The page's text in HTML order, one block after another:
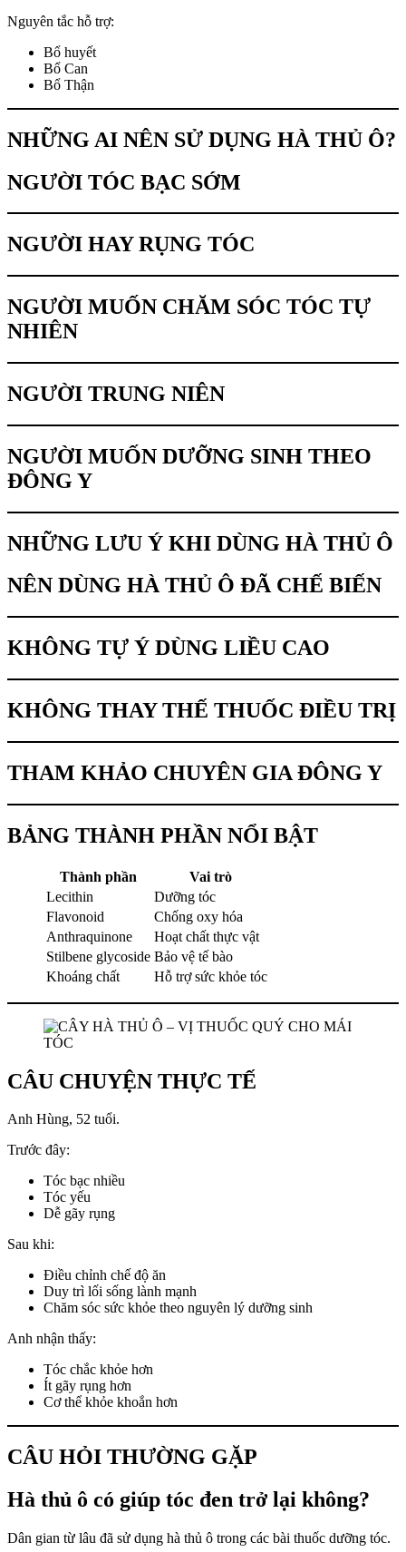
Nguyên tắc hỗ trợ:
Bổ huyết
Bổ Can
Bổ Thận
NHỮNG AI NÊN SỬ DỤNG HÀ THỦ Ô?
NGƯỜI TÓC BẠC SỚM
NGƯỜI HAY RỤNG TÓC
NGƯỜI MUỐN CHĂM SÓC TÓC TỰ
NHIÊN
NGƯỜI TRUNG NIÊN
NGƯỜI MUỐN DƯỠNG SINH THEO
ĐÔNG Y
NHỮNG LƯU Ý KHI DÙNG HÀ THỦ Ô
NÊN DÙNG HÀ THỦ Ô ĐÃ CHẾ BIẾN
KHÔNG TỰ Ý DÙNG LIỀU CAO
KHÔNG THAY THẾ THUỐC ĐIỀU TRỊ
THAM KHẢO CHUYÊN GIA ĐÔNG Y
BẢNG THÀNH PHẦN NỔI BẬT
Thành phần
Vai trò
Lecithin
Dưỡng tóc
Flavonoid
Chống oxy hóa
Anthraquinone
Hoạt chất thực vật
Stilbene glycoside Bảo vệ tế bào
Khoáng chất
Hỗ trợ sức khỏe tóc
CÂU CHUYỆN THỰC TẾ
Anh Hùng, 52 tuổi.
Trước đây:
Tóc bạc nhiều
Tóc yếu
Dễ gãy rụng
Sau khi:
Điều chỉnh chế độ ăn
Duy trì lối sống lành mạnh
Chăm sóc sức khỏe theo nguyên lý dưỡng sinh
Anh nhận thấy:
Tóc chắc khỏe hơn
Ít gãy rụng hơn
Cơ thể khỏe khoắn hơn
CÂU HỎI THƯỜNG GẶP
Hà thủ ô có giúp tóc đen trở lại không?
Dân gian từ lâu đã sử dụng hà thủ ô trong các bài thuốc dưỡng tóc.